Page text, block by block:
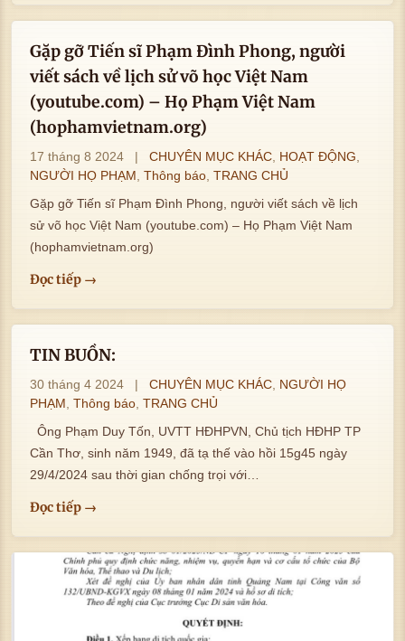
Gặp gỡ Tiến sĩ Phạm Đình Phong, người
viết sách về lịch sử võ học Việt Nam
(youtube.com) – Họ Phạm Việt Nam
(hophamvietnam.org)
17 tháng 8 2024 CHUYÊN MỤC KHÁC HOẠT ĐỘNG
NGƯỜI HỌ PHẠM
Thông báo TRANG CHỦ
Gặp gỡ Tiến sĩ Phạm Đình Phong, người viết sách về lịch
sử võ học Việt Nam (youtube.com) – Họ Phạm Việt Nam
(hophamvietnam.org)
Đọc tiếp →
TIN BUỒN:
30 tháng 4 2024 CHUYÊN MỤC KHÁC
NGƯỜI HỌ
PHẠM
Thông báo TRANG CHỦ
Ông Phạm Duy Tốn, UVTT HĐHPVN, Chủ tịch HĐHP TP
Cần Thơ, sinh năm 1949, đã tạ thế vào hồi 15g45 ngày
29/4/2024 sau thời gian chống trọi với…
Đọc tiếp →